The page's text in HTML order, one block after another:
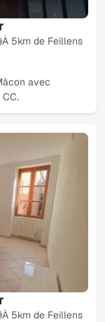
À 5km de Feillens
avec
À 5km de Feillens